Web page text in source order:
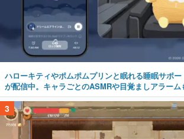
ハローキティやポムポムプリンと眠れる睡眠サポー
が配信中。キャラごとのASMRや目覚ましアラーム
3